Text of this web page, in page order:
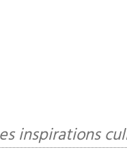
inspirations